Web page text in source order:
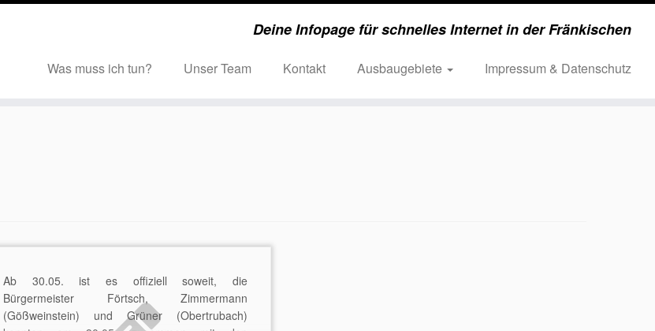
Deine Infopage für schnelles Internet in der Fränkischen
Was muss ich tun? Unser Team Kontakt Ausbaugebiete Impressum & Datenschutz
Ab 30.05. ist es offiziell soweit, die
Bürgermeister Förtsch, Zimmermann
(Gößweinstein) und Grüner (Obertrubach)